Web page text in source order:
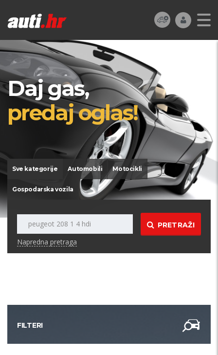
Daj gas,
predaj oglas!
Sve kategorije Automobili Motocikli
Gospodarska vozila
PRETRAŽI
Napredna pretraga
FILTERI